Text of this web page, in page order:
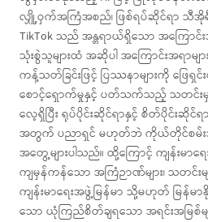
လျှို့ဝှက်အကြံအစည်၊ ဖြစ်ရပ်ဆိုင်ရာ သီအိုရီ
TikTok သည် အန္တရာယ်ရှိသော အကြောင်း
သုံးစွဲသူများထံ အဆိုပါ အကြောင်းအရာမျ
ကန့်သတ်ခြင်းဖြင့် ပြဿနာများကို ဖြေရှင်
စောင့်ရှောက်မှုနှင့် ပတ်သက်သည့် သတင်းမှ
လေ့ရှိပြီး ရုပ်ပိုင်းဆိုင်ရာနှင့် စိတ်ပိုင်းဆိုင်ရာ
အတွက် ပညာရှင် မဟုတ်ဘဲ ကိုယ်တိုင်စမ်း
အတွေ့များပါသည်။ ထို့ကြောင့် ကျန်းမာ
ကျမှန်ကန်သော အကြံဉာဏ်များ၊ သတင်း
ကျန်းမာရေးအဖွဲ့မြန်မာ သို့မဟုတ် မြန်
သော ယုံကြည်စိတ်ချရသော အရင်းအမြစ်မ